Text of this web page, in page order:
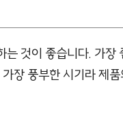
것이 좋습니다. 가장
풍부한 시기라 제품